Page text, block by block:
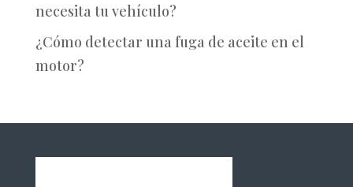
necesita tu vehículo?
¿Cómo detectar una fuga de aceite en el
motor?